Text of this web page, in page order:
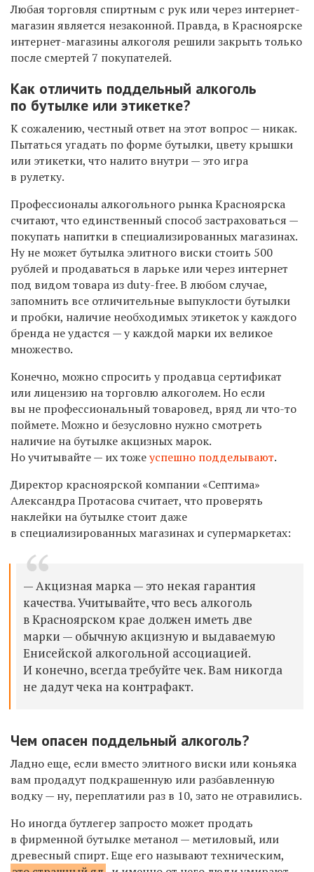
Любая торговля спиртным с рук или через интернет-
магазин является незаконной. Правда, в Красноярске
интернет-магазины алкоголя решили закрыть только
после смертей 7 покупателей.
Как отличить поддельный алкоголь
по бутылке или этикетке?
К сожалению, честный ответ на этот вопрос — никак.
Пытаться угадать по форме бутылки, цвету крышки
или этикетки, что налито внутри — это игра
в рулетку.
Профессионалы алкогольного рынка Красноярска
считают, что единственный способ застраховаться —
покупать напитки в специализированных магазинах.
Ну не может бутылка элитного виски стоить 500
рублей и продаваться в ларьке или через интернет
под видом товара из duty-free. В любом случае,
запомнить все отличительные выпуклости бутылки
и пробки, наличие необходимых этикеток у каждого
бренда не удастся — у каждой марки их великое
множество.
Конечно, можно спросить у продавца сертификат
или лицензию на торговлю алкоголем. Но если
вы не профессиональный товаровед, вряд ли что-то
поймете. Можно и безусловно нужно смотреть
наличие на бутылке акцизных марок.
Но учитывайте — их тожеуспешно подделывают.
Директор красноярской компании «Септима»
Александра Протасова считает, что проверять
наклейки на бутылке стоит даже
в специализированных магазинах и супермаркетах:
— Акцизная марка — это некая гарантия
качества. Учитывайте, что весь алкоголь
в Красноярском крае должен иметь две
марки — обычную акцизную и выдаваемую
Енисейской алкогольной ассоциацией.
И конечно, всегда требуйте чек. Вам никогда
не дадут чека на контрафакт.
Чем опасен поддельный алкоголь?
Ладно еще, если вместо элитного виски или коньяка
вам продадут подкрашенную или разбавленную
водку — ну, переплатили раз в 10, зато не отравились.
Но иногда бутлегер запросто может продать
в фирменной бутылке метанол — метиловый, или
древесный спирт. Еще его называют техническим,